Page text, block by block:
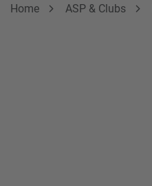
Breadcrumb
Sei qui:
Home ASP & Clubs